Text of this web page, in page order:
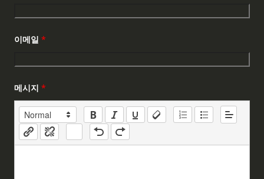
이메일 *
메시지 *